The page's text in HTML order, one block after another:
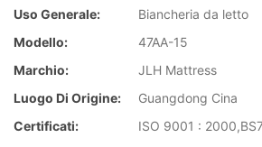
Uso Generale:
Biancheria da letto
Modello:
47AA-15
Marchio:
JLH Mattress
Luogo Di Origine:
Guangdong Cina
Certificati:
ISO 9001 :